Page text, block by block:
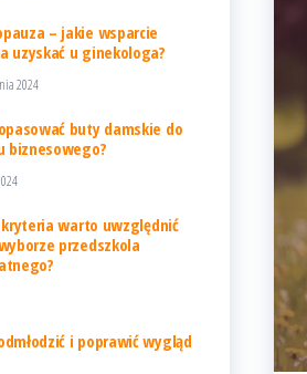
– jakie wsparcie
uzyskać u ginekologa?
2024
buty damskie do
biznesowego?
kryteria warto uwzględnić
przedszkola
i poprawić wygląd